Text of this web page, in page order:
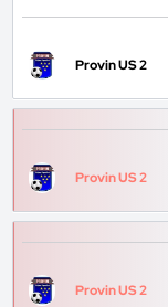
Provin US 2
Provin US 2
Provin US 2